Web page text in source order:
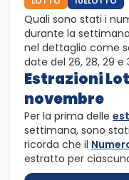
Quali sono stati i
durante la
nel dettaglio come
date del 26, 28, 29
Estrazioni
novembre
Per la prima delle
settimana, sono
ricorda che il
estratto per